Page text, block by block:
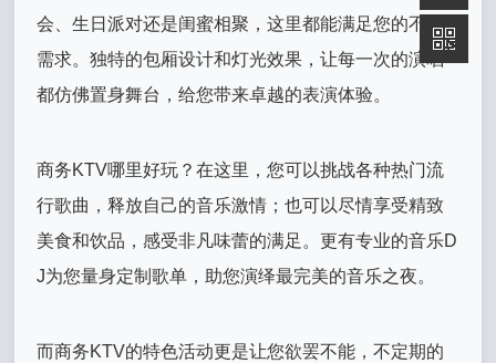
会、生日派对还是闺蜜相聚，这里都能满足您的不同
需求。独特的包厢设计和灯光效果，让每一次的演唱
都仿佛置身舞台，给您带来卓越的表演体验。
商务KTV哪里好玩？在这里，您可以挑战各种热门流
行歌曲，释放自己的音乐激情；也可以尽情享受精致
美食和饮品，感受非凡味蕾的满足。更有专业的音乐D
J为您量身定制歌单，助您演绎最完美的音乐之夜。
而商务KTV的特色活动更是让您欲罢不能，不定期的